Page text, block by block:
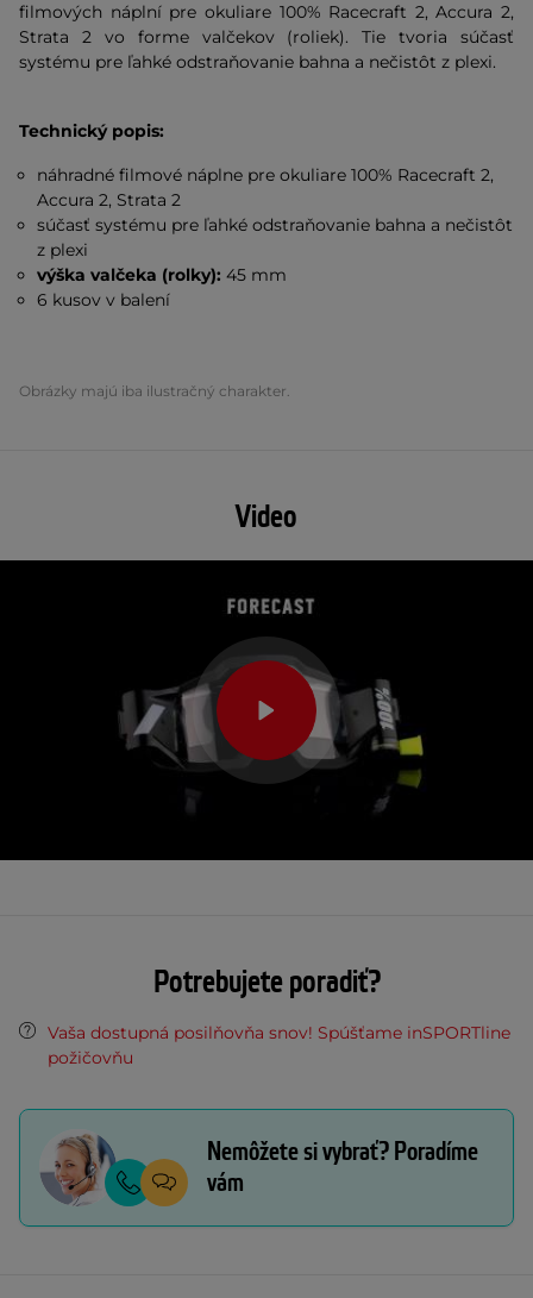
filmových náplní pre okuliare 100% Racecraft 2, Accura 2,
Strata 2 vo forme valčekov (roliek). Tie tvoria súčasť
systému pre ľahké odstraňovanie bahna a nečistôt z plexi.
Technický popis:
náhradné filmové náplne pre okuliare 100% Racecraft 2,
Accura 2, Strata 2
súčasť systému pre ľahké odstraňovanie bahna a nečistôt
z plexi
výška valčeka (rolky): 45 mm
6 kusov v balení
Obrázky majú iba ilustračný charakter.
Video
Potrebujete poradiť?
Vaša dostupná posilňovňa snov! Spúšťame inSPORTline
požičovňu
Nemôžete si vybrať? Poradíme
vám